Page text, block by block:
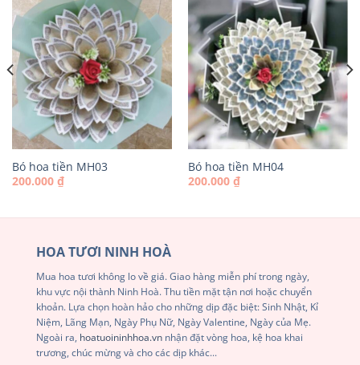
Bó hoa tiền MH03
200.000 ₫
Bó hoa tiền MH04
200.000 ₫
HOA TƯƠI NINH HOÀ
Mua hoa tươi không lo về giá. Giao hàng miễn phí trong ngày,
khu vực nội thành Ninh Hoà. Thu tiền mặt tận nơi hoặc chuyển
khoản. Lựa chọn hoàn hảo cho những dịp đặc biệt: Sinh Nhật, Kỉ
Niệm, Lãng Mạn, Ngày Phụ Nữ, Ngày Valentine, Ngày của Mẹ.
Ngoài ra, hoatuoininhhoa.vn nhận đặt vòng hoa, kệ hoa khai
trương, chúc mừng và cho các dịp khác...